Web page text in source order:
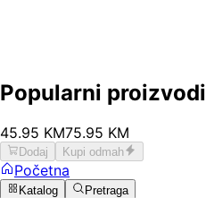
Popularni proizvodi
45.95 KM75.95 KM
Dodaj Kupi odmah
Početna
Katalog Pretraga